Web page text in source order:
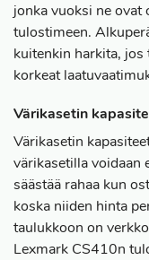
jonka vuoksi ne
tulostimeen.
kuitenkin harkita,
korkeat
Värikasetin
Värikasetin
värikasetilla voidaan
säästää rahaa kun
koska niiden hinta
taulukkoon on
Lexmark CS410n